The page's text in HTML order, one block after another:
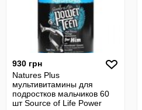
930 грн
Natures Plus
мультивитамины для
подростков мальчиков 60
шт Source of Life Power